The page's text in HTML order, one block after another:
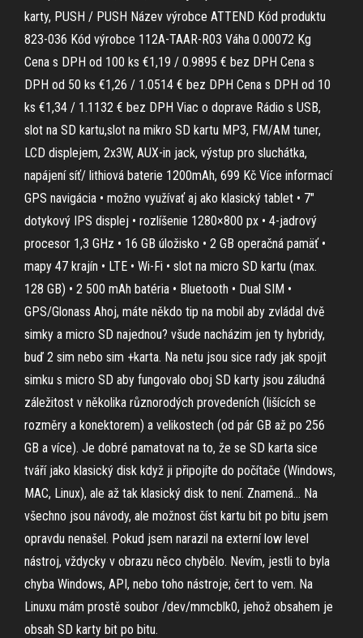
karty, PUSH / PUSH Název výrobce ATTEND Kód produktu
823-036 Kód výrobce 112A-TAAR-R03 Váha 0.00072 Kg
Cena s DPH od 100 ks €1,19 / 0.9895 € bez DPH Cena s
DPH od 50 ks €1,26 / 1.0514 € bez DPH Cena s DPH od 10
ks €1,34 / 1.1132 € bez DPH Viac o doprave Rádio s USB,
slot na SD kartu,slot na mikro SD kartu MP3, FM/AM tuner,
LCD displejem, 2x3W, AUX-in jack, výstup pro sluchátka,
napájení síť/ lithiová baterie 1200mAh, 699 Kč Více informací
GPS navigácia • možno využívať aj ako klasický tablet • 7"
dotykový IPS displej • rozlíšenie 1280×800 px • 4-jadrový
procesor 1,3 GHz • 16 GB úložisko • 2 GB operačná pamäť •
mapy 47 krajín • LTE • Wi-Fi • slot na micro SD kartu (max.
128 GB) • 2 500 mAh batéria • Bluetooth • Dual SIM •
GPS/Glonass Ahoj, máte někdo tip na mobil aby zvládal dvě
simky a micro SD najednou? všude nacházim jen ty hybridy,
buď 2 sim nebo sim +karta. Na netu jsou sice rady jak spojit
simku s micro SD aby fungovalo oboj SD karty jsou záludná
záležitost v několika různorodých provedeních (lišících se
rozměry a konektorem) a velikostech (od pár GB až po 256
GB a více). Je dobré pamatovat na to, že se SD karta sice
tváří jako klasický disk když ji připojíte do počítače (Windows,
MAC, Linux), ale až tak klasický disk to není. Znamená… Na
všechno jsou návody, ale možnost číst kartu bit po bitu jsem
opravdu nenašel. Pokud jsem narazil na externí low level
nástroj, vždycky v obrazu něco chybělo. Nevím, jestli to byla
chyba Windows, API, nebo toho nástroje; čert to vem. Na
Linuxu mám prostě soubor /dev/mmcblk0, jehož obsahem je
obsah SD karty bit po bitu.